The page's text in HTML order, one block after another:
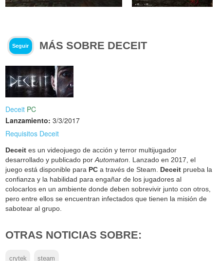
Seguir MÁS SOBRE DECEIT
Deceit PC
Lanzamiento: 3/3/2017
Requisitos Deceit
Deceit es un videojuego de acción y terror multijugador
desarrollado y publicado porAutomaton . Lanzado en 2017, el
juego está disponible para PC a través de Steam. Deceit prueba la
confianza y la habilidad para engañar de los jugadores al
colocarlos en un ambiente donde deben sobrevivir junto con otros,
pero entre ellos se encuentran infectados que tienen la misión de
sabotear al grupo.
OTRAS NOTICIAS SOBRE:
crytek steam